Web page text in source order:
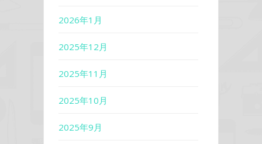
2026年1月
2025年12月
2025年11月
2025年10月
2025年9月